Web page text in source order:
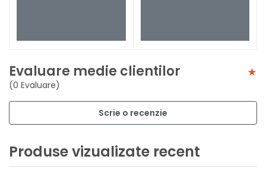
Evaluare medie clientilor
(0 Evaluare)
Scrie o recenzie
Produse vizualizate recent